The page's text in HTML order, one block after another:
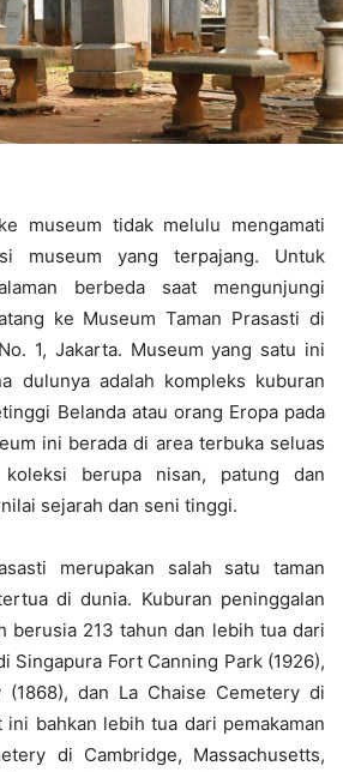
museum tidak melulu mengamati
museum yang terpajang. Untuk
berbeda saat mengunjungi
ke Museum Taman Prasasti di
1, Jakarta. Museum yang satu ini
dulunya adalah kompleks kuburan
Belanda atau orang Eropa pada
ini berada di area terbuka seluas
berupa nisan, patung dan
sejarah dan seni tinggi.
merupakan salah satu taman
di dunia. Kuburan peninggalan
berusia 213 tahun dan lebih tua dari
Singapura Fort Canning Park (1926),
dan La Chaise Cemetery di
ini bahkan lebih tua dari pemakaman
di Cambridge, Massachusetts,